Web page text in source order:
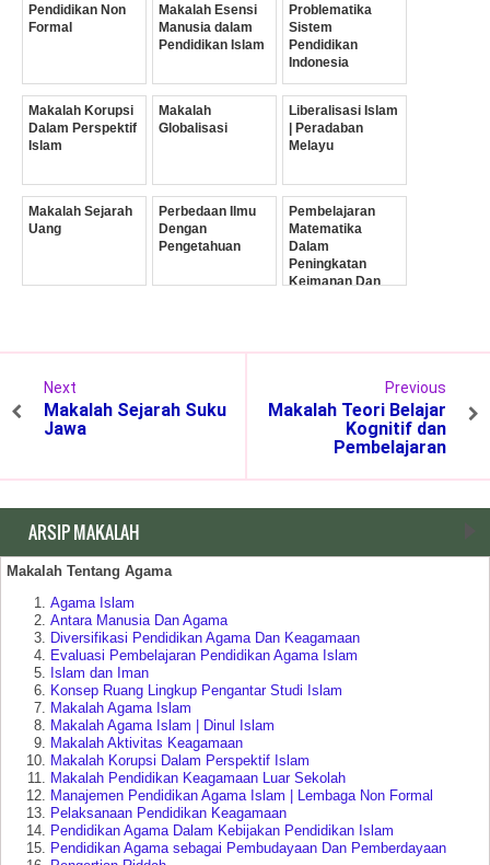
Pendidikan Non
Formal
Makalah Esensi
Manusia dalam
Pendidikan Islam
Problematika
Sistem
Pendidikan
Indonesia
Makalah Korupsi
Dalam Perspektif
Islam
Makalah
Globalisasi
Liberalisasi Islam
| Peradaban
Melayu
Makalah Sejarah
Uang
Perbedaan Ilmu
Dengan
Pengetahuan
Pembelajaran
Matematika
Dalam
Peningkatan
Keimanan Dan
Next
Makalah Sejarah Suku
Jawa
Previous
Makalah Teori Belajar
Kognitif dan
Pembelajaran
ARSIP MAKALAH
Makalah Tentang Agama
Agama Islam
Antara Manusia Dan Agama
Diversifikasi Pendidikan Agama Dan Keagamaan
Evaluasi Pembelajaran Pendidikan Agama Islam
Islam dan Iman
Konsep Ruang Lingkup Pengantar Studi Islam
Makalah Agama Islam
Makalah Agama Islam | Dinul Islam
Makalah Aktivitas Keagamaan
Makalah Korupsi Dalam Perspektif Islam
Makalah Pendidikan Keagamaan Luar Sekolah
Manajemen Pendidikan Agama Islam | Lembaga Non Formal
Pelaksanaan Pendidikan Keagamaan
Pendidikan Agama Dalam Kebijakan Pendidikan Islam
Pendidikan Agama sebagai Pembudayaan Dan Pemberdayaan